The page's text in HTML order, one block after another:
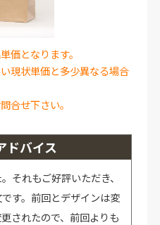
価となります。
現状単価と多少異なる場合
合せ下さい。
ドバイス
それもご好評いただき、
す。前回とデザインは変
されたので、前回よりも